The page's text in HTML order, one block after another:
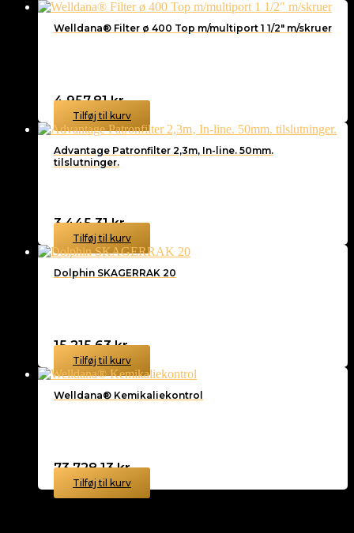
Welldana® Filter ø 400 Top m/multiport 1 1/2″ m/skruer
4.957,81kr.
Tilføj til kurv
Advantage Patronfilter 2,3m‚ In-line. 50mm.
tilslutninger.
3.445,31kr.
Tilføj til kurv
Dolphin SKAGERRAK 20
15.215,63kr.
Tilføj til kurv
Welldana® Kemikaliekontrol
73.728,13kr.
Tilføj til kurv